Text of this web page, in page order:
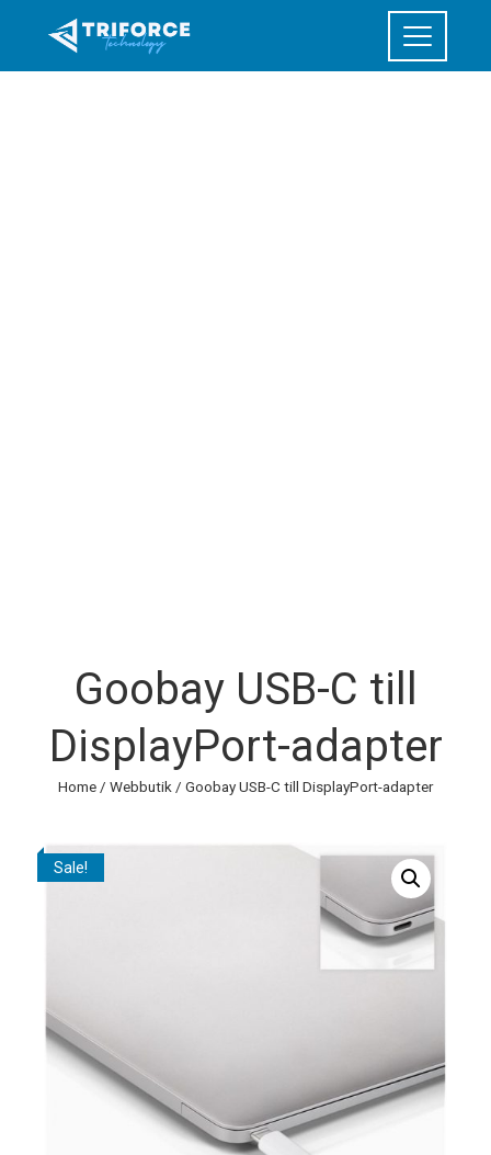
Goobay USB-C till
DisplayPort-adapter
Home / Webbutik / Goobay USB-C till DisplayPort-adapter
Sale!